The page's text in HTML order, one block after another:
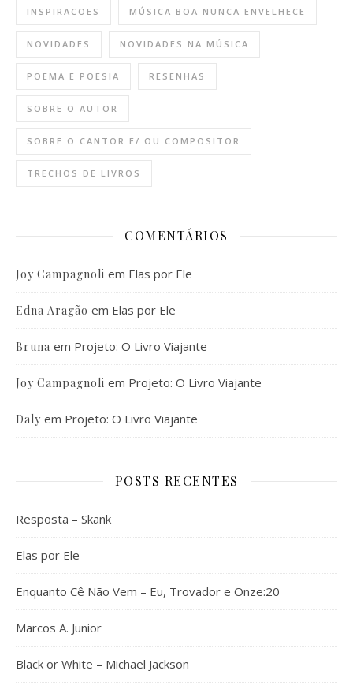
INSPIRACOES MÚSICA BOA NUNCA ENVELHECE
NOVIDADES NOVIDADES NA MÚSICA
POEMA E POESIA RESENHAS
SOBRE O AUTOR
SOBRE O CANTOR E/ OU COMPOSITOR
TRECHOS DE LIVROS
COMENTÁRIOS
Joy Campagnoli em Elas por Ele
Edna Aragão em Elas por Ele
Bruna em Projeto: O Livro Viajante
Joy Campagnoli em Projeto: O Livro Viajante
Daly em Projeto: O Livro Viajante
POSTS RECENTES
Resposta – Skank
Elas por Ele
Enquanto Cê Não Vem – Eu, Trovador e Onze:20
Marcos A. Junior
Black or White – Michael Jackson